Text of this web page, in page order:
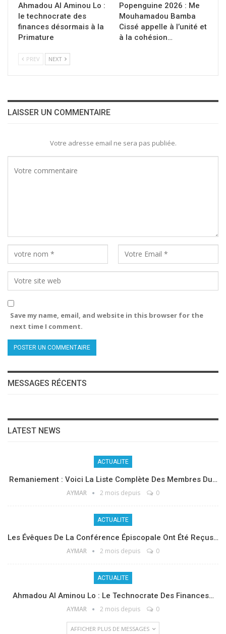
Ahmadou Al Aminou Lo :
le technocrate des
finances désormais à la
Primature
Popenguine 2026 : Me
Mouhamadou Bamba
Cissé appelle à l’unité et
à la cohésion…
PREV NEXT
LAISSER UN COMMENTAIRE
Votre adresse email ne sera pas publiée.
Save my name, email, and website in this browser for the
next time I comment.
MESSAGES RÉCENTS
LATEST NEWS
ACTUALITE
Remaniement : Voici La Liste Complète Des Membres Du…
AYMAR 2 mois depuis 0
ACTUALITE
Les Évêques De La Conférence Épiscopale Ont Été Reçus…
AYMAR 2 mois depuis 0
ACTUALITE
Ahmadou Al Aminou Lo : Le Technocrate Des Finances…
AYMAR 2 mois depuis 0
AFFICHER PLUS DE MESSAGES